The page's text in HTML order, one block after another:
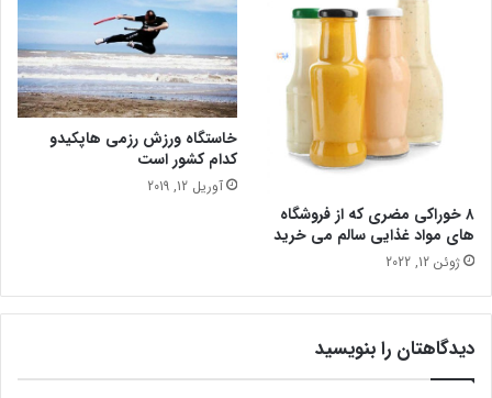
۸ خوراکی مضری که از فروشگاه
های مواد غذایی سالم می خرید
ژوئن 12, 2022
خاستگاه ورزش رزمی هاپکیدو
کدام کشور است
آوریل 12, 2019
دیدگاهتان را بنویسید